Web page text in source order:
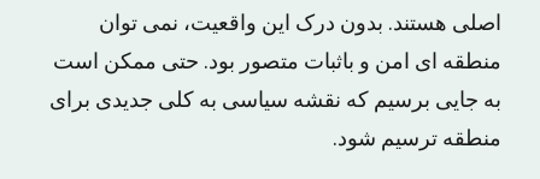
اصلی هستند. بدون درک این واقعیت، نمی توان
منطقه ای امن و باثبات متصور بود. حتی ممکن است
به جایی برسیم که نقشه سیاسی به کلی جدیدی برای
منطقه ترسیم شود.